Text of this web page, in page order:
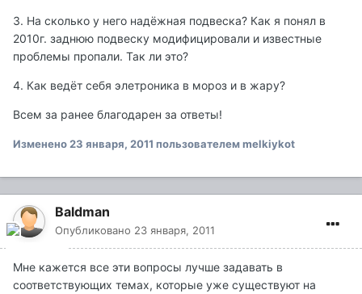
3. На сколько у него надёжная подвеска? Как я понял в
2010г. заднюю подвеску модифицировали и известные
проблемы пропали. Так ли это?
4. Как ведёт себя элетроника в мороз и в жару?
Всем за ранее благодарен за ответы!
Изменено23 января, 2011 пользователем melkiykot
Baldman
Опубликовано 23 января, 2011
Мне кажется все эти вопросы лучше задавать в
соответствующих темах, которые уже существуют на